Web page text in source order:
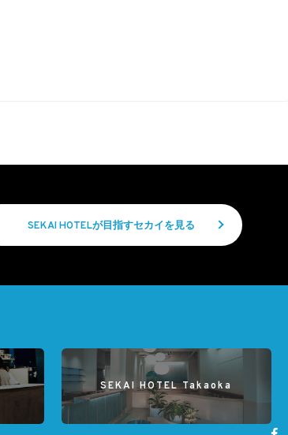
SEKAI HOTELが目指すセカイを見る
SEKAI HOTEL Takaoka